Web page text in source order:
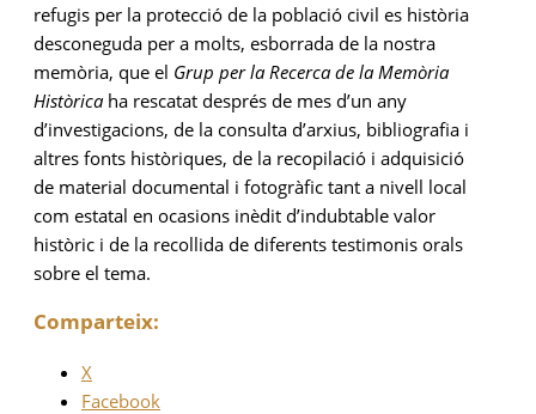
refugis per la protecció de la població civil es història
desconeguda per a molts, esborrada de la nostra
memòria, que el Grup per la Recerca de la Memòria
Històrica ha rescatat després de mes d’un any
d’investigacions, de la consulta d’arxius, bibliografia i
altres fonts històriques, de la recopilació i adquisició
de material documental i fotogràfic tant a nivell local
com estatal en ocasions inèdit d’indubtable valor
històric i de la recollida de diferents testimonis orals
sobre el tema.
Comparteix:
X
Facebook